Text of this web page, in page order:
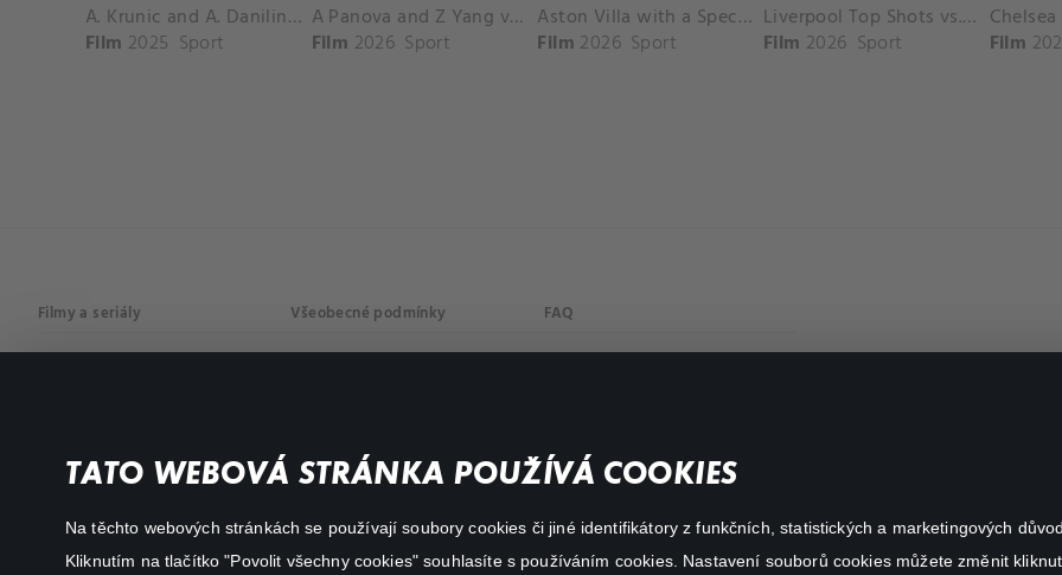
TATO WEBOVÁ STRÁNKA POUŽÍVÁ COOKIES
Na těchto webových stránkách se používají soubory cookies či jiné identifikátory z funkčních, statistických a marketingových
Kliknutím na tlačítko "Povolit všechny cookies" souhlasíte s používáním cookies. Nastavení souborů cookies můžete změnit
A. Krunic and A. Danilina vs. P. Hon and K. Muchova Match Highlights - BEIJING_Capital Group Diamond ( October 02, 2025)
Film 2025 Sport
A Panova and Z Yang vs D Schuurs and E Perez Match Highlights - MADRID_Court 8 ( April 24, 2026)
Film 2026 Sport
Aston Villa with a Spectacular Goal vs. Nottingham Forest
Film 2026 Sport
Liverpool Top Shots vs. Fulham
Film 2026 Sport
Film
Filmy a seriály
Akční
Všeobecné podmínky FAQ